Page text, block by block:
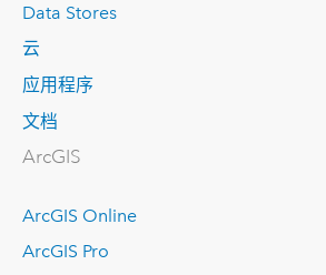
Data Stores
云
应用程序
文档
ArcGIS
ArcGIS Online
ArcGIS Pro